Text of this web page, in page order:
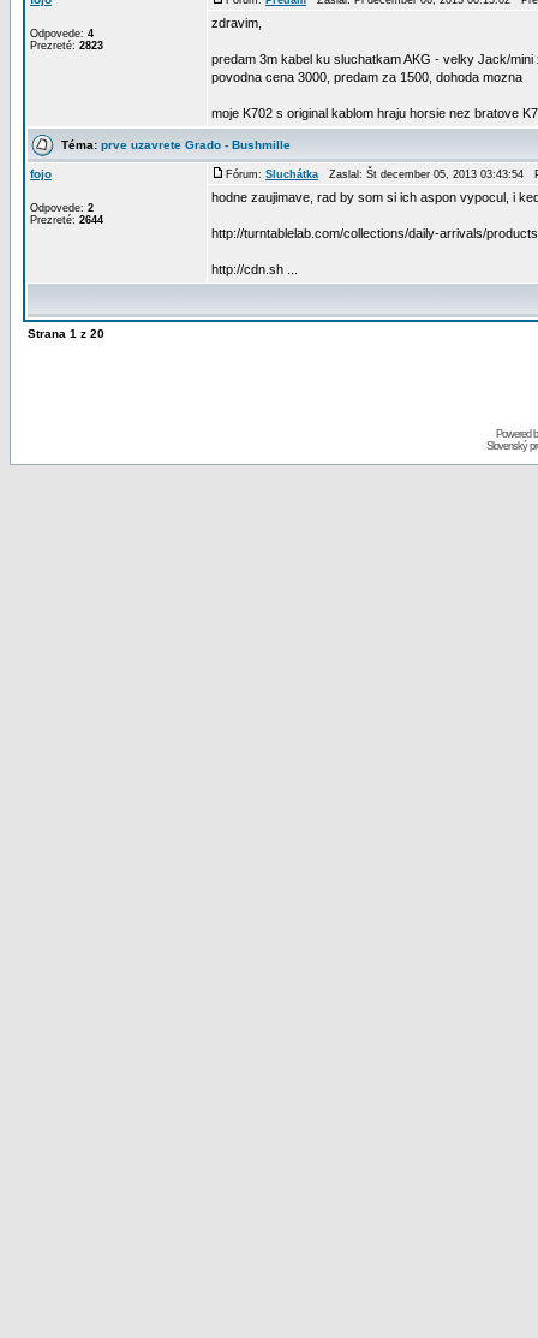
Odpovede: 4
Prezreté: 2823
zdravim,
predam 3m kabel ku sluchatkam AKG - velky Jack/
povodna cena 3000, predam za 1500, dohoda mozna
moje K702 s original kablom hraju horsie nez bratove
Téma: prve uzavrete Grado - Bushmille
fojo
Odpovede: 2
Prezreté: 2644
Fórum: Sluchátka Zaslal: Št december 05, 2013 03:43:54
hodne zaujimave, rad by som si ich aspon vypocul, i
http://turntablelab.com/collections/daily-arrivals/
http://cdn.sh ...
Strana 1 z 20
Powered
Slovenský